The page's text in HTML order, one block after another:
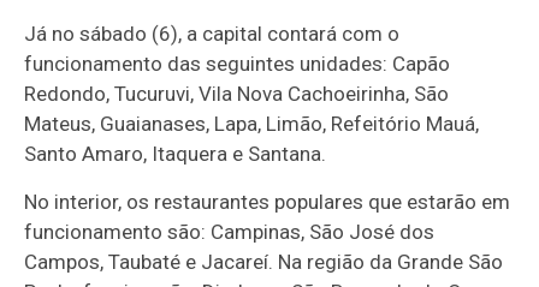
Já no sábado (6), a capital contará com o
funcionamento das seguintes unidades: Capão
Redondo, Tucuruvi, Vila Nova Cachoeirinha, São
Mateus, Guaianases, Lapa, Limão, Refeitório Mauá,
Santo Amaro, Itaquera e Santana.
No interior, os restaurantes populares que estarão em
funcionamento são: Campinas, São José dos
Campos, Taubaté e Jacareí. Na região da Grande São